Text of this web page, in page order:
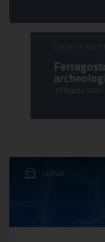
EVENTO
15 Agosto 2024
LUOGO